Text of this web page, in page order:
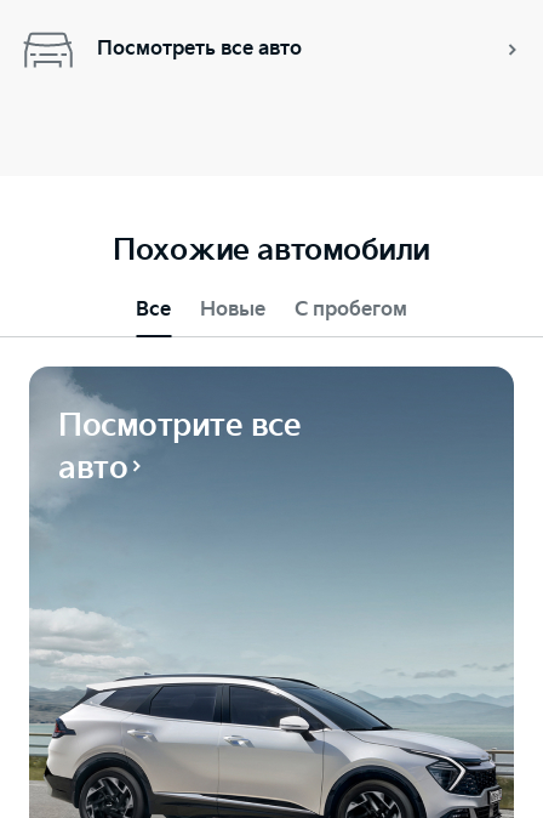
Посмотреть все авто
Похожие автомобили
Все Новые С пробегом
Посмотрите все
авто